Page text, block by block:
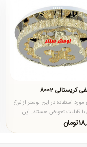
کریستالی 8002
استفاده در این لوستر از نوع
قابلیت تعویض هستند. این
سه حالت ..